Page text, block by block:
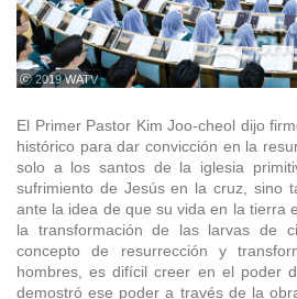
ⓒ 2019 WATV
El Primer Pastor Kim Joo-cheol dijo
histórico para dar convicción en la
solo a los santos de la iglesia
sufrimiento de Jesús en la cruz, sino
ante la idea de que su vida en la tierra
la transformación de las larvas de
concepto de resurrección y
hombres, es difícil creer en el poder
demostró ese poder a través de la